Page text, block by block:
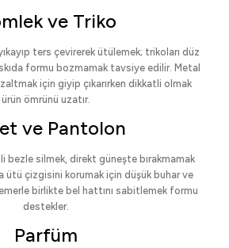
ve Triko
ters çevirerek ütülemek; trikoları düz
formu bozmamak tavsiye edilir. Metal
için giyip çıkarırken dikkatli olmak
ürün ömrünü uzatır.
ve Pantolon
bezle silmek, direkt güneşte bırakmamak
ütü çizgisini korumak için düşük buhar ve
birlikte bel hattını sabitlemek formu
destekler.
Parfüm